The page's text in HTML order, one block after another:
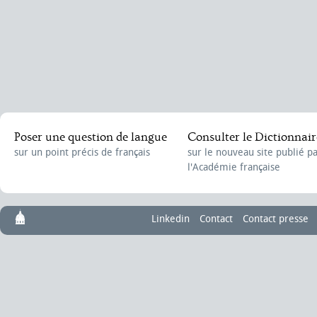
Poser une question de langue
sur un point précis de français
Consulter le
sur le nouveau site publié
l'Académie française
Linkedin Contact Contact presse